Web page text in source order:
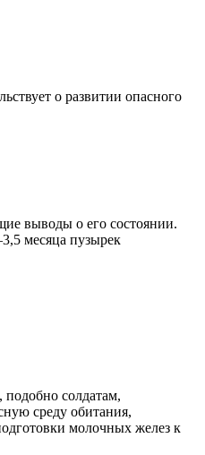
о развитии опасного
выводы о его состоянии.
месяца пузырек
солдатам,
среду обитания,
молочных желез к